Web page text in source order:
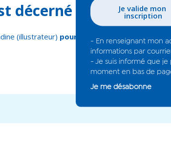
décerné à :
(illustrateur) pour l’album intitulé « Ti niaz :